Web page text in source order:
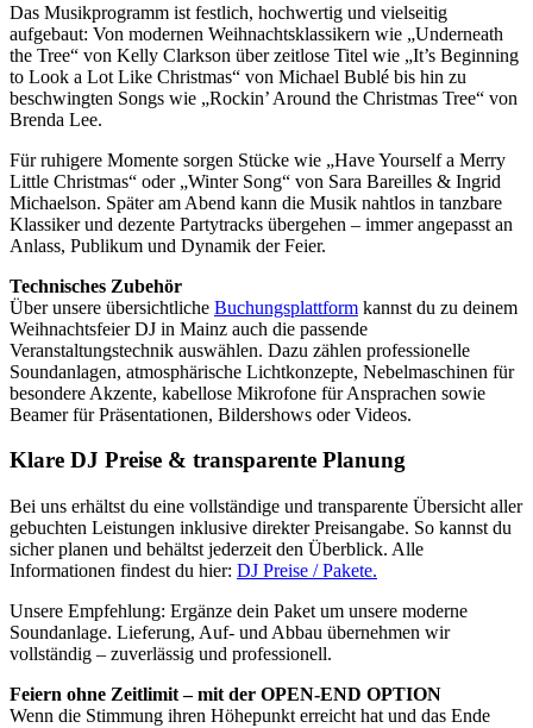
Das Musikprogramm ist festlich, hochwertig und vielseitig
aufgebaut: Von modernen Weihnachtsklassikern wie „Underneath
the Tree“ von Kelly Clarkson über zeitlose Titel wie „It’s Beginning
to Look a Lot Like Christmas“ von Michael Bublé bis hin zu
beschwingten Songs wie „Rockin’ Around the Christmas Tree“ von
Brenda Lee.
Für ruhigere Momente sorgen Stücke wie „Have Yourself a Merry
Little Christmas“ oder „Winter Song“ von Sara Bareilles & Ingrid
Michaelson. Später am Abend kann die Musik nahtlos in tanzbare
Klassiker und dezente Partytracks übergehen – immer angepasst an
Anlass, Publikum und Dynamik der Feier.
Technisches Zubehör
Über unsere übersichtliche Buchungsplattform kannst du zu deinem
Weihnachtsfeier DJ in Mainz auch die passende
Veranstaltungstechnik auswählen. Dazu zählen professionelle
Soundanlagen, atmosphärische Lichtkonzepte, Nebelmaschinen für
besondere Akzente, kabellose Mikrofone für Ansprachen sowie
Beamer für Präsentationen, Bildershows oder Videos.
Klare DJ Preise & transparente Planung
Bei uns erhältst du eine vollständige und transparente Übersicht aller
gebuchten Leistungen inklusive direkter Preisangabe. So kannst du
sicher planen und behältst jederzeit den Überblick. Alle
Informationen findest du hier: DJ Preise / Pakete.
Unsere Empfehlung: Ergänze dein Paket um unsere moderne
Soundanlage. Lieferung, Auf- und Abbau übernehmen wir
vollständig – zuverlässig und professionell.
Feiern ohne Zeitlimit – mit der OPEN-END OPTION
Wenn die Stimmung ihren Höhepunkt erreicht hat und das Ende